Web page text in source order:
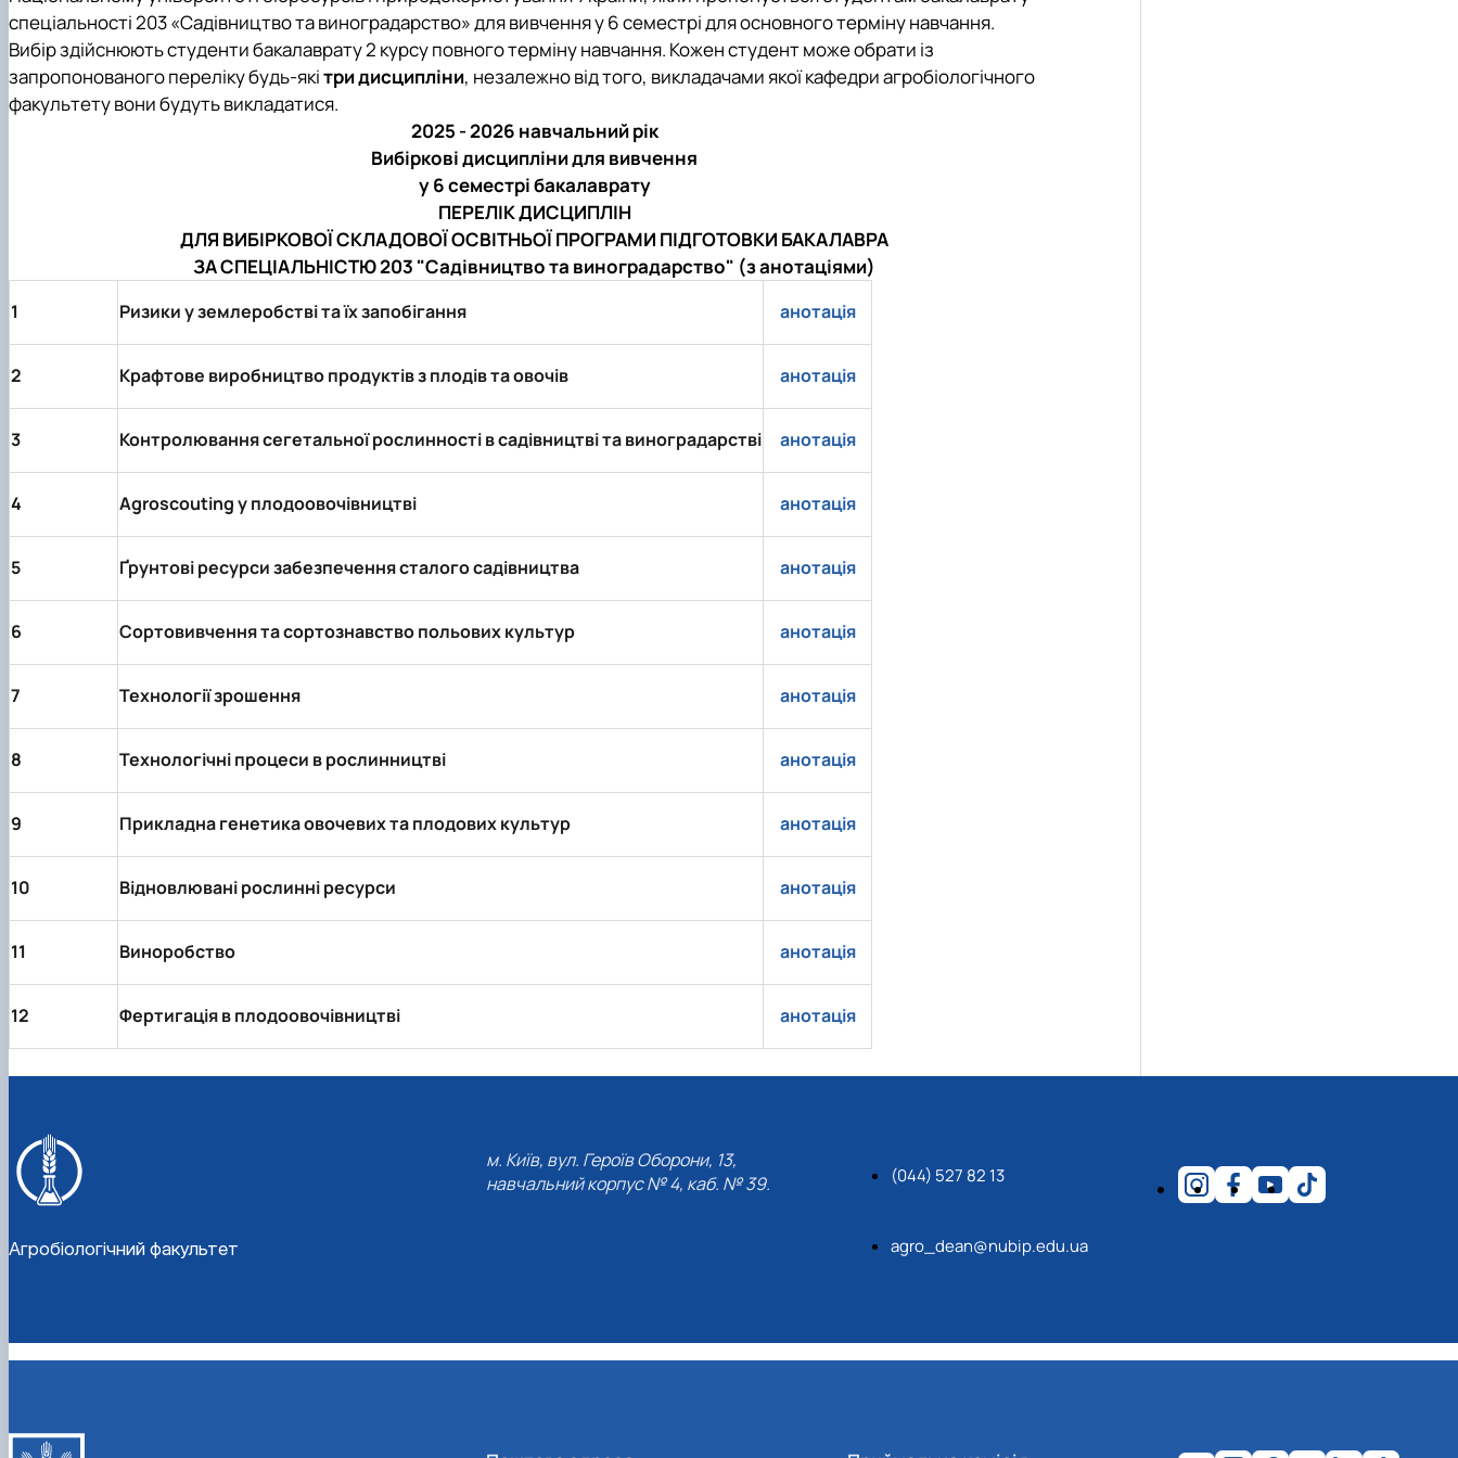
Кафедра овочівництва і закритого грунту
Кафедра рослинництва
Кафедра садівництва ім. проф. В.Л. Симиренка
Кафедра технології зберігання, переробки та стандартизації продукції рослинницт…
спеціальності 203 «Садівництво та виноградарство» для вивчення у 6 семестрі для основного терміну навчання.
Вибір здійснюють студенти бакалаврату 2 курсу повного терміну навчання. Кожен студент може обрати із
запропонованого переліку будь-якітри дисципліни, незалежно від того, викладачами якої кафедри агробіологічного
факультету вони будуть викладатися.
2025 - 2026 навчальний рік
Вибіркові дисципліни для вивчення
у 6 семестрі бакалаврату
ПЕРЕЛІК ДИСЦИПЛІН
ДЛЯ ВИБІРКОВОЇ СКЛАДОВОЇ ОСВІТНЬОЇ ПРОГРАМИ ПІДГОТОВКИ БАКАЛАВРА
ЗА СПЕЦІАЛЬНІСТЮ 203 "Садівництво та виноградарство" (з анотаціями)
1 Ризики у землеробстві та їх запобігання анотація
2 Крафтове виробництво продуктів з плодів та овочів анотація
3 Контролювання сегетальної рослинності в садівництві та виноградарстві анотація
4 Agroscouting у плодоовочівництві анотація
5 Ґрунтові ресурси забезпечення сталого садівництва анотація
6 Сортовивчення та сортознавство польових культур анотація
7 Технології зрошення анотація
8 Технологічні процеси в рослинництві анотація
9 Прикладна генетика овочевих та плодових культур анотація
10 Відновлювані рослинні ресурси анотація
11 Виноробство анотація
12 Фертигація в плодоовочівництві анотація
Агробіологічний факультет
м. Київ, вул. Героїв Оборони, 13,
навчальний корпус № 4, каб. № 39.
(044) 527 82 13
agro_dean@nubip.edu.ua